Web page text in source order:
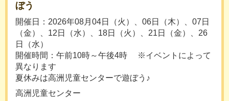
ぼう
開催日：2026年08月04日（火）、06日（木）、07日
（金）、12日（水）、18日（火）、21日（金）、26
日（水）
開催時間：午前10時～午後4時 ※イベントによって
異なります
夏休みは高洲児童センターで遊ぼう♪
高洲児童センター